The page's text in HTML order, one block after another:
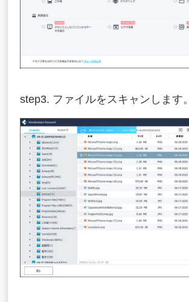
step3. ファイルをスキャンします。